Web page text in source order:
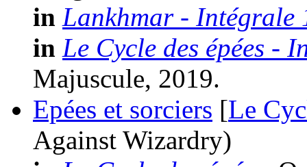
in Lankhmar - Intégrale
in Le Cycle des épées -
Majuscule, 2019.
Epées et sorciers [Le
Against Wizardry)